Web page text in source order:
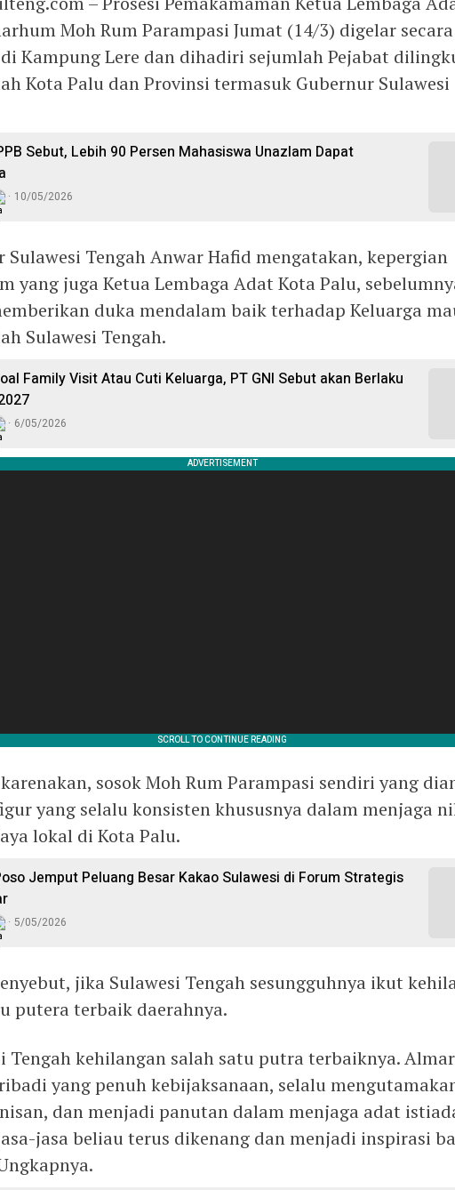
Moh Rum Parampasi Jumat (14/3) digelar secara
Kampung Lere dan dihadiri sejumlah Pejabat
Kota Palu dan Provinsi termasuk Gubernur Sulawesi
Sebut, Lebih 90 Persen Mahasiswa Unazlam Dapat
10/05/2026
Sulawesi Tengah Anwar Hafid mengatakan, kepergian
yang juga Ketua Lembaga Adat Kota Palu,
duka mendalam baik terhadap Keluarga
Sulawesi Tengah.
Family Visit Atau Cuti Keluarga, PT GNI Sebut akan Berlaku
6/05/2026
sosok Moh Rum Parampasi sendiri yang
yang selalu konsisten khususnya dalam menjaga
lokal di Kota Palu.
Jemput Peluang Besar Kakao Sulawesi di Forum Strategis
5/05/2026
jika Sulawesi Tengah sesungguhnya ikut
putera terbaik daerahnya.
Tengah kehilangan salah satu putra terbaiknya.
yang penuh kebijaksanaan, selalu
dan menjadi panutan dalam menjaga adat
jasa beliau terus dikenang dan menjadi inspirasi